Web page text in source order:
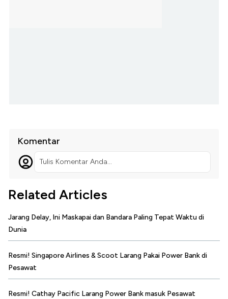
Komentar
Tulis Komentar Anda...
Related Articles
Jarang Delay, Ini Maskapai dan Bandara Paling Tepat Waktu di
Dunia
Resmi! Singapore Airlines & Scoot Larang Pakai Power Bank di
Pesawat
Resmi! Cathay Pacific Larang Power Bank masuk Pesawat